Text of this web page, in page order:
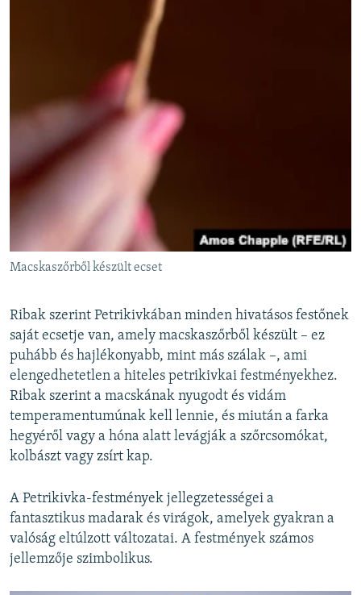
Macskaszőrből készült ecset
Ribak szerint Petrikivkában minden hivatásos festőnek
saját ecsetje van, amely macskaszőrből készült – ez
puhább és hajlékonyabb, mint más szálak –, ami
elengedhetetlen a hiteles petrikivkai festményekhez.
Ribak szerint a macskának nyugodt és vidám
temperamentumúnak kell lennie, és miután a farka
hegyéről vagy a hóna alatt levágják a szőrcsomókat,
kolbászt vagy zsírt kap.
A Petrikivka-festmények jellegzetességei a
fantasztikus madarak és virágok, amelyek gyakran a
valóság eltúlzott változatai. A festmények számos
jellemzője szimbolikus.